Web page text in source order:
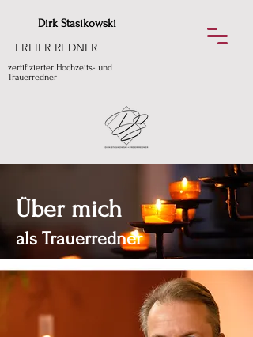
Dirk Stasikowski
FREIER REDNER
zertifizierter Hochzeits- und
Trauerredner
Über mich
als Trauerredner